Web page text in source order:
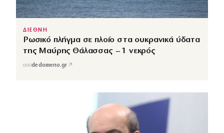
ΔΙΕΘΝΗ
Ρωσικό πλήγμα σε πλοίο στα ουκρανικά ύδατα
της Μαύρης Θάλασσας – 1 νεκρός
απόdedomeno.gr ↗